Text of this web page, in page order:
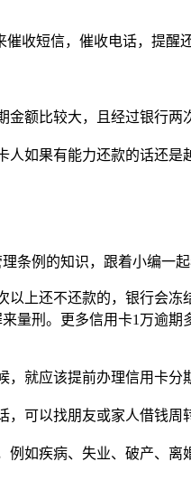
收短信，催收电话，提醒
金额比较大，且经过银行两
人如果有能力还款的话还
条例的知识，跟着小编一起
以上还不还款的，银行会
量刑。更多信用卡1万逾期
，就应该提前办理信用卡
，可以找朋友或家人借钱
例如疾病、失业、破产、